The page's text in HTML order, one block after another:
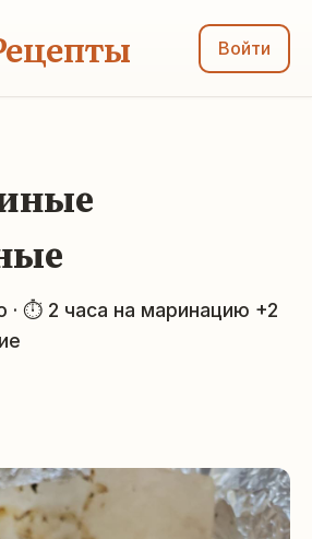
Войти
· ⏱ 2 часа на маринацию +2